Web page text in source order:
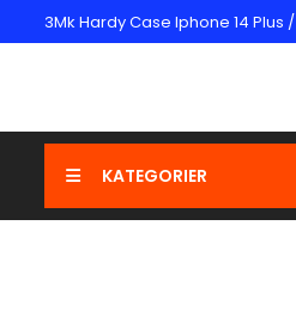
3Mk Hardy Case Iphone 14 Plus
KATEGORIER